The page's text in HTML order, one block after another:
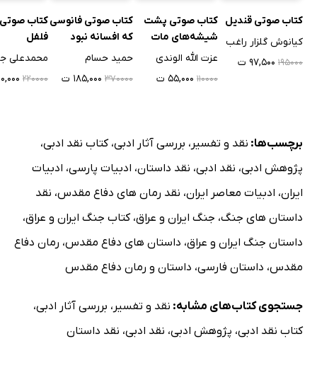
کتاب صوتی قندیل
کیانوش گلزار راغب
۱۹۵۰۰۰ ۹۷,۵۰۰ ت
کتاب صوتی پشت
شیشه‌های مات
عزت الله الوندی
۱۱۰۰۰۰ ۵۵,۰۰۰ ت
کتاب صوتی فانوسی
که افسانه نبود
حمید حسام
۳۷۰۰۰۰ ۱۸۵,۰۰۰ ت
کتاب
فلفل
محمدعلی
۲۲۰۰۰۰
برچسب‌ها: نقد و تفسیر ، بررسی آثار ادبی،کتاب نقد ادبی،
پژوهش ادبی، نقد ادبی، نقد داستان، ادبیات پارسی، ادبیات
ایران، ادبیات معاصر ایران، نقد رمان های دفاع مقدس، نقد
داستان های جنگ، جنگ ایران و عراق،کتاب جنگ ایران و عراق،
داستان جنگ ایران و عراق، داستان های دفاع مقدس، رمان دفاع
مقدس، داستان فارسی، داستان و رمان دفاع مقدس
جستجوی کتاب‌های مشابه: نقد و تفسیر ، بررسی آثار ادبی،
کتاب نقد ادبی، پژوهش ادبی، نقد ادبی، نقد داستان